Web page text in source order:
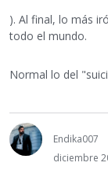
). Al final, lo más
todo el mundo.
Normal lo del
Endika007
diciembre